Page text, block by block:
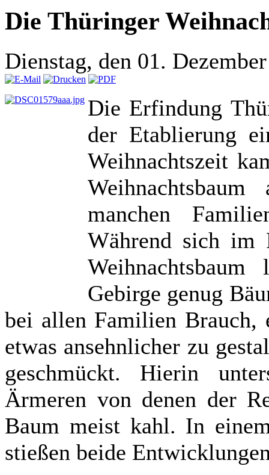
Die Thüringer
Dienstag, den 01.
Die Erfindung
der Etablierung
Weihnachtszeit
manchen
Während sich im
Gebirge genug
bei allen Familien Brauch,
etwas ansehnlicher zu
geschmückt. Hierin
Ärmeren von denen der
Baum meist kahl. In
stießen beide